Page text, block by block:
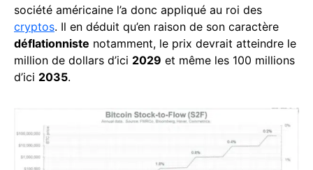
société américaine l’a donc appliqué au roi des
cryptos. Il en déduit qu’en raison de son caractère
déflationniste notamment, le prix devrait atteindre le
million de dollars d’ici 2029 et même les 100 millions
d’ici 2035.